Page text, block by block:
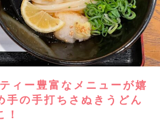
ィー豊富なメニューが嬉
手の手打ちさぬきうどん